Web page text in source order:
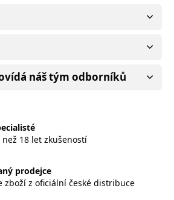
náš tým odborníků
než 18 let zkušeností
prodejce
zboží z oficiální české distribuce